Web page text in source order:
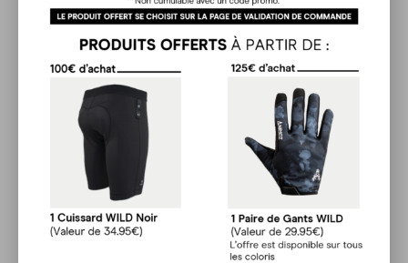
de polyester recyclé, la gamme Print,
composée de modèles avec des
illustrations, est faite pour vous
démarquer avec des designs uniques.
Ce sont des produits confortables et
résistants, Les illustrations sont
sérigraphiées, cette technique de
marquage est faite pour durer.